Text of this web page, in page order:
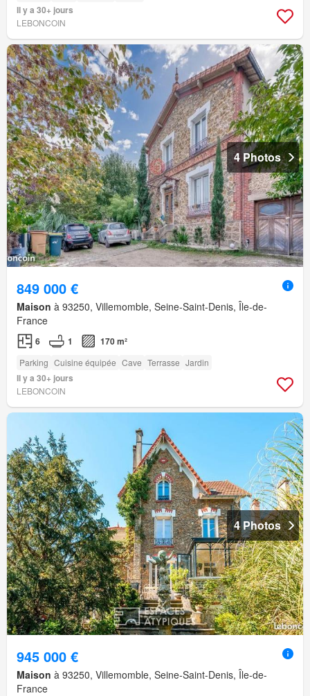
Il y a 30+ jours
LEBONCOIN
4 Photos
849 000 €
Maison à 93250, Villemomble, Seine-Saint-Denis, Île-de-
France
6 1 170 m²
Parking Cuisine équipée Cave Terrasse Jardin
Il y a 30+ jours
LEBONCOIN
4 Photos
945 000 €
Maison à 93250, Villemomble, Seine-Saint-Denis, Île-de-
France